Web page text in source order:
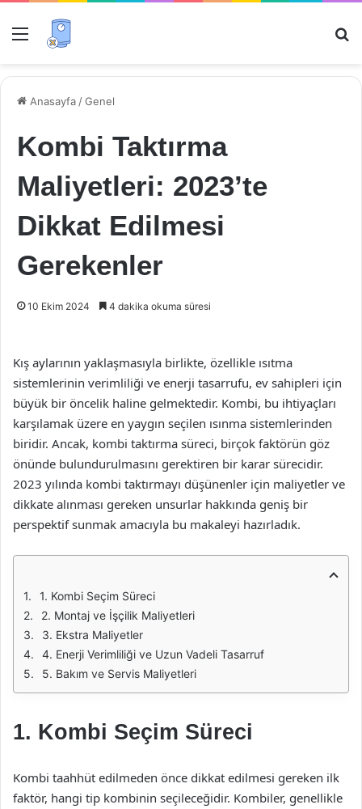
Menü
Anasayfa /Genel
Kombi Taktırma
Maliyetleri: 2023’te
Dikkat Edilmesi
Gerekenler
10 Ekim 2024 4 dakika okuma süresi
Kış aylarının yaklaşmasıyla birlikte, özellikle ısıtma
sistemlerinin verimliliği ve enerji tasarrufu, ev sahipleri için
büyük bir öncelik haline gelmektedir. Kombi, bu ihtiyaçları
karşılamak üzere en yaygın seçilen ısınma sistemlerinden
biridir. Ancak, kombi taktırma süreci, birçok faktörün göz
önünde bulundurulmasını gerektiren bir karar sürecidir.
2023 yılında kombi taktırmayı düşünenler için maliyetler ve
dikkate alınması gereken unsurlar hakkında geniş bir
perspektif sunmak amacıyla bu makaleyi hazırladık.
1. Kombi Seçim Süreci
2. Montaj ve İşçilik Maliyetleri
3. Ekstra Maliyetler
4. Enerji Verimliliği ve Uzun Vadeli Tasarruf
5. Bakım ve Servis Maliyetleri
1. Kombi Seçim Süreci
Kombi taahhüt edilmeden önce dikkat edilmesi gereken ilk
faktör, hangi tip kombinin seçileceğidir. Kombiler, genellikle